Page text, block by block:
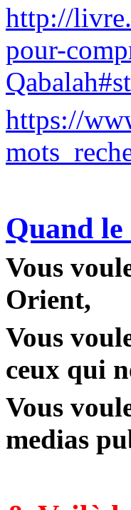
http://
pour-
https://
Quand
Vous
Orient,
Vous
ceux qui
Vous
medias